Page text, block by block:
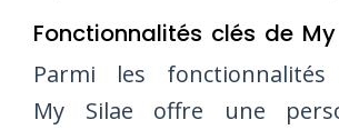
Fonctionnalités clés de
Parmi les fonctionnalités
My Silae offre une